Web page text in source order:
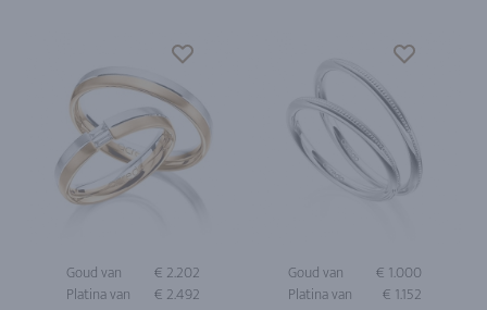
Goud van
€ 2.202
Platina van
€ 2.492
Goud van
€ 1.000
Platina van
€ 1.152